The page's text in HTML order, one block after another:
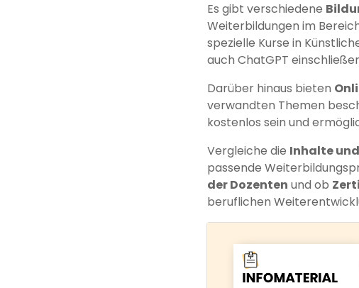
Es gibt verschiedene
Weiterbildungen im
spezielle Kurse in
auch ChatGPT
Darüber hinaus bieten
verwandten Themen
kostenlos sein und
Vergleiche die Inhalte
passende
der Dozenten und ob
beruflichen